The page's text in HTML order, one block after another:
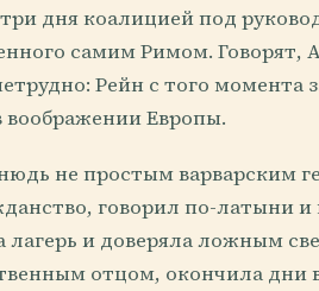
дня коалицией под
самим Римом. Говорят,
Рейн с того момента
воображении Европы.
не простым варварским
говорил по-латыни и
и доверяла ложным
отцом, окончила дни